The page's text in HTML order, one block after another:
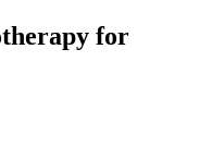
for